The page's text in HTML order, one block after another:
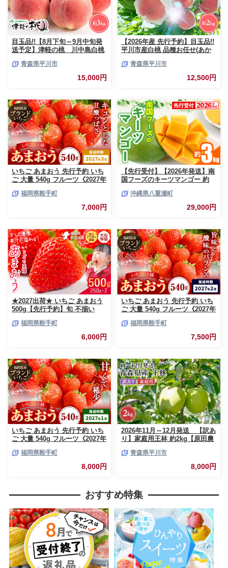
目玉品!!【8月下旬～9月中旬発
送予定】津軽の桃 川中島白桃
青森県平川市
15,000円
【2026年産 先行予約】目玉品!!
平川市産白桃 品種お任せ(あか
8玉)【今井農園】[hi-0064-003]
青森県平川市
12,500円
いちご あまおう 先行予約 いち
ご 大量 540g フルーツ《2027年
だもの 果物 福岡県 鞍手町【配
福岡県鞍手町
7,000円
【先行受付】【2026年発送】南
国フーズのキーツマンゴー 約
南国フルーツ 旬の味覚 沖縄県
産 国産マンゴー 希少種 オスス
沖縄県八重瀬町
29,000円
★2027出荷★ いちご あまおう
500g【先行予約】旬 不揃い
中旬-3月中旬頃出荷》福岡名産
品 果物 くだもの フルーツ いち
ご 苺 イチゴ【配送不可地域:離
福岡県鞍手町
6,000円
いちご あまおう 先行予約 いち
ご 大量 540g フルーツ《2027年
だもの 果物 福岡県 鞍手町【配
福岡県鞍手町
7,500円
いちご あまおう 先行予約 いち
ご 大量 540g フルーツ《2027年
だもの 果物 福岡県 鞍手町【配
福岡県鞍手町
8,000円
2026年11月～12月発送 【訳あ
り】家庭用王林 約2kg【原田農
りんご リンゴ 林檎 くだもの 果
青森県平川市
8,000円
おすすめ特集